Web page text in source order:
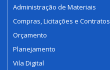
Administração de Materiais
Compras, Licitações e Contratos
Orçamento
Planejamento
Vila Digital